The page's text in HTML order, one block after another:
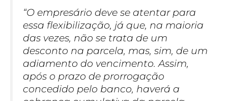
“O empresário deve se atentar para
essa flexibilização, já que, na maioria
das vezes, não se trata de um
desconto na parcela, mas, sim, de um
adiamento do vencimento. Assim,
após o prazo de prorrogação
concedido pelo banco, haverá a